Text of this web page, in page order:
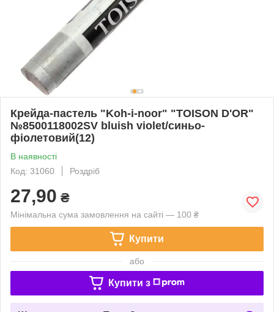
Крейда-пастель "Koh-i-noor" "TOISON D'OR"
№8500118002SV bluish violet/синьо-
фіолетовий(12)
В наявності
Код: 31060
Роздріб
27,90 ₴
Мінімальна сума замовлення на сайті — 100 ₴
Купити
або
Купити з